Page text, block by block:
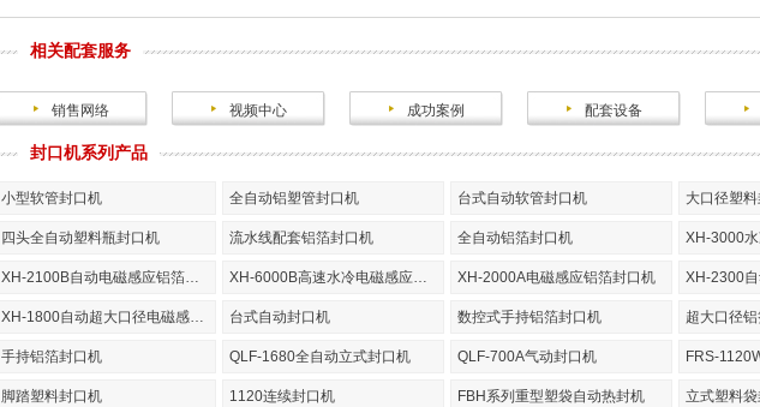
相关配套服务
销售网络 视频中心 成功案例 配套设备
封口机系列产品
小型软管封口机 全自动铝塑管封口机 台式自动软管封口机 大口径塑
四头全自动塑料瓶封口机 流水线配套铝箔封口机 全自动铝箔封口机
XH-2100B自动电磁感应铝箔封口机 XH-6000B高速水冷电磁感应铝箔封口机 XH-2000A电磁感应铝箔封口机
XH-1800自动超大口径电磁感应铝箔封口机 台式自动封口机 数控式手持铝箔封口机 超大口径
手持铝箔封口机 QLF-1680全自动立式封口机 QLF-700A气动封口机
脚踏塑料封口机 1120连续封口机 FBH系列重型塑袋自动热封机 立式塑料